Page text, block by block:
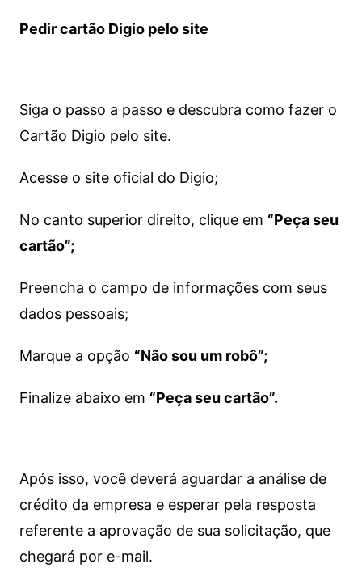
Pedir cartão Digio pelo site
Siga o passo a passo e descubra como fazer o
Cartão Digio pelo site.
Acesse o site oficial do Digio;
No canto superior direito, clique em “Peça seu
cartão”;
Preencha o campo de informações com seus
dados pessoais;
Marque a opção “Não sou um robô”;
Finalize abaixo em “Peça seu cartão”.
Após isso, você deverá aguardar a análise de
crédito da empresa e esperar pela resposta
referente a aprovação de sua solicitação, que
chegará por e-mail.